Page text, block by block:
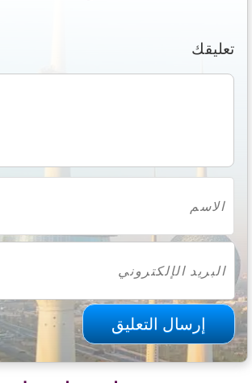
تعليقك